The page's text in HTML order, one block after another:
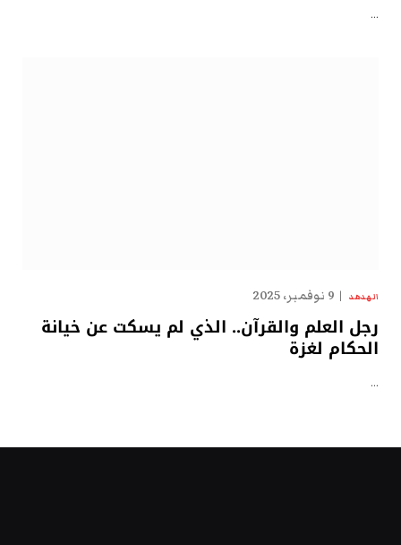
…
الهدهد 9 نوفمبر، 2025
رجل العلم والقرآن.. الذي لم يسكت عن خيانة
الحكام لغزة
…